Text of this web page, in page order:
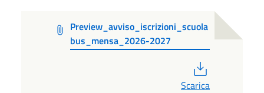
Preview_avviso_iscrizioni_scuola
bus_mensa_2026-2027
Scarica